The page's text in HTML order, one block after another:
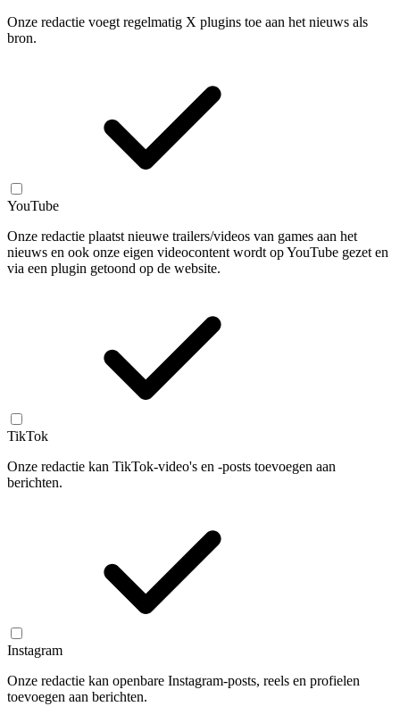
Onze redactie voegt regelmatig X plugins toe aan het nieuws als
bron.
YouTube
Onze redactie plaatst nieuwe trailers/videos van games aan het
nieuws en ook onze eigen videocontent wordt op YouTube gezet en
via een plugin getoond op de website.
TikTok
Onze redactie kan TikTok-video's en -posts toevoegen aan
berichten.
Instagram
Onze redactie kan openbare Instagram-posts, reels en profielen
toevoegen aan berichten.